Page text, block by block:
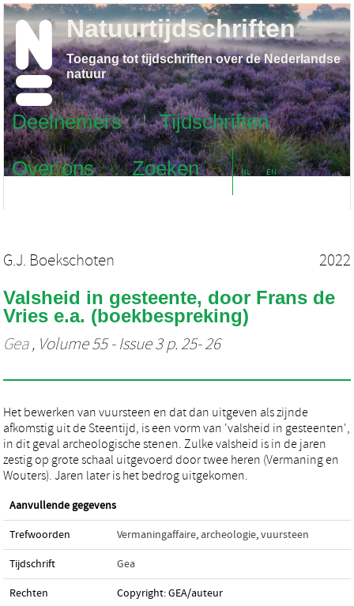
Deelnemers
Tijdschriften
Over ons
Zoeken NL EN
Natuurtijdschriften
Toegang tot tijdschriften over de Nederlandse
natuur
G.J. Boekschoten 2022
Valsheid in gesteente, door Frans de
Vries e.a. (boekbespreking)
Gea, Volume 55 - Issue 3 p. 25- 26
Het bewerken van vuursteen en dat dan uitgeven als zijnde
afkomstig uit de Steentijd, is een vorm van 'valsheid in gesteenten',
in dit geval archeologische stenen. Zulke valsheid is in de jaren
zestig op grote schaal uitgevoerd door twee heren (Vermaning en
Wouters). Jaren later is het bedrog uitgekomen.
Aanvullende gegevens
Trefwoorden Vermaningaffaire, archeologie,vuursteen
Tijdschrift Gea
Rechten Copyright: GEA/auteur